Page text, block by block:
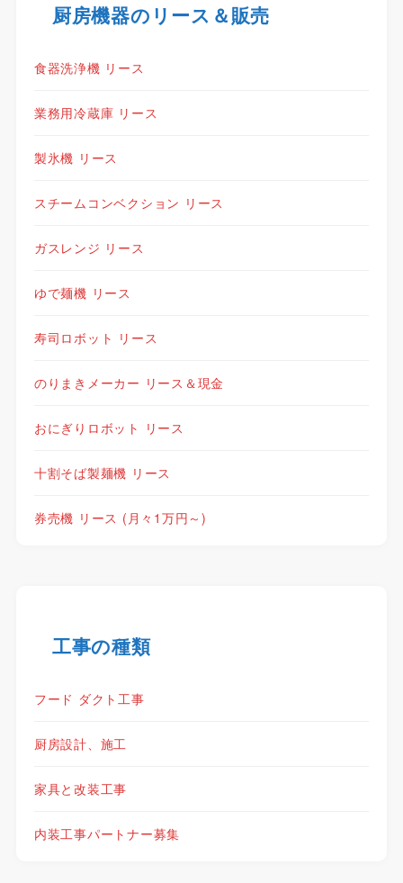
厨房機器のリース＆販売
食器洗浄機 リース
業務用冷蔵庫 リース
製氷機 リース
スチームコンベクション リース
ガスレンジ リース
ゆで麺機 リース
寿司ロボット リース
のりまきメーカー リース＆現金
おにぎりロボット リース
十割そば製麺機 リース
券売機 リース (月々1万円～)
工事の種類
フード ダクト工事
厨房設計、施工
家具と改装工事
内装工事パートナー募集